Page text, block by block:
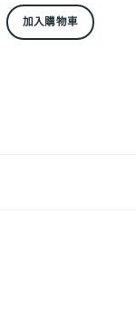
加入購物車